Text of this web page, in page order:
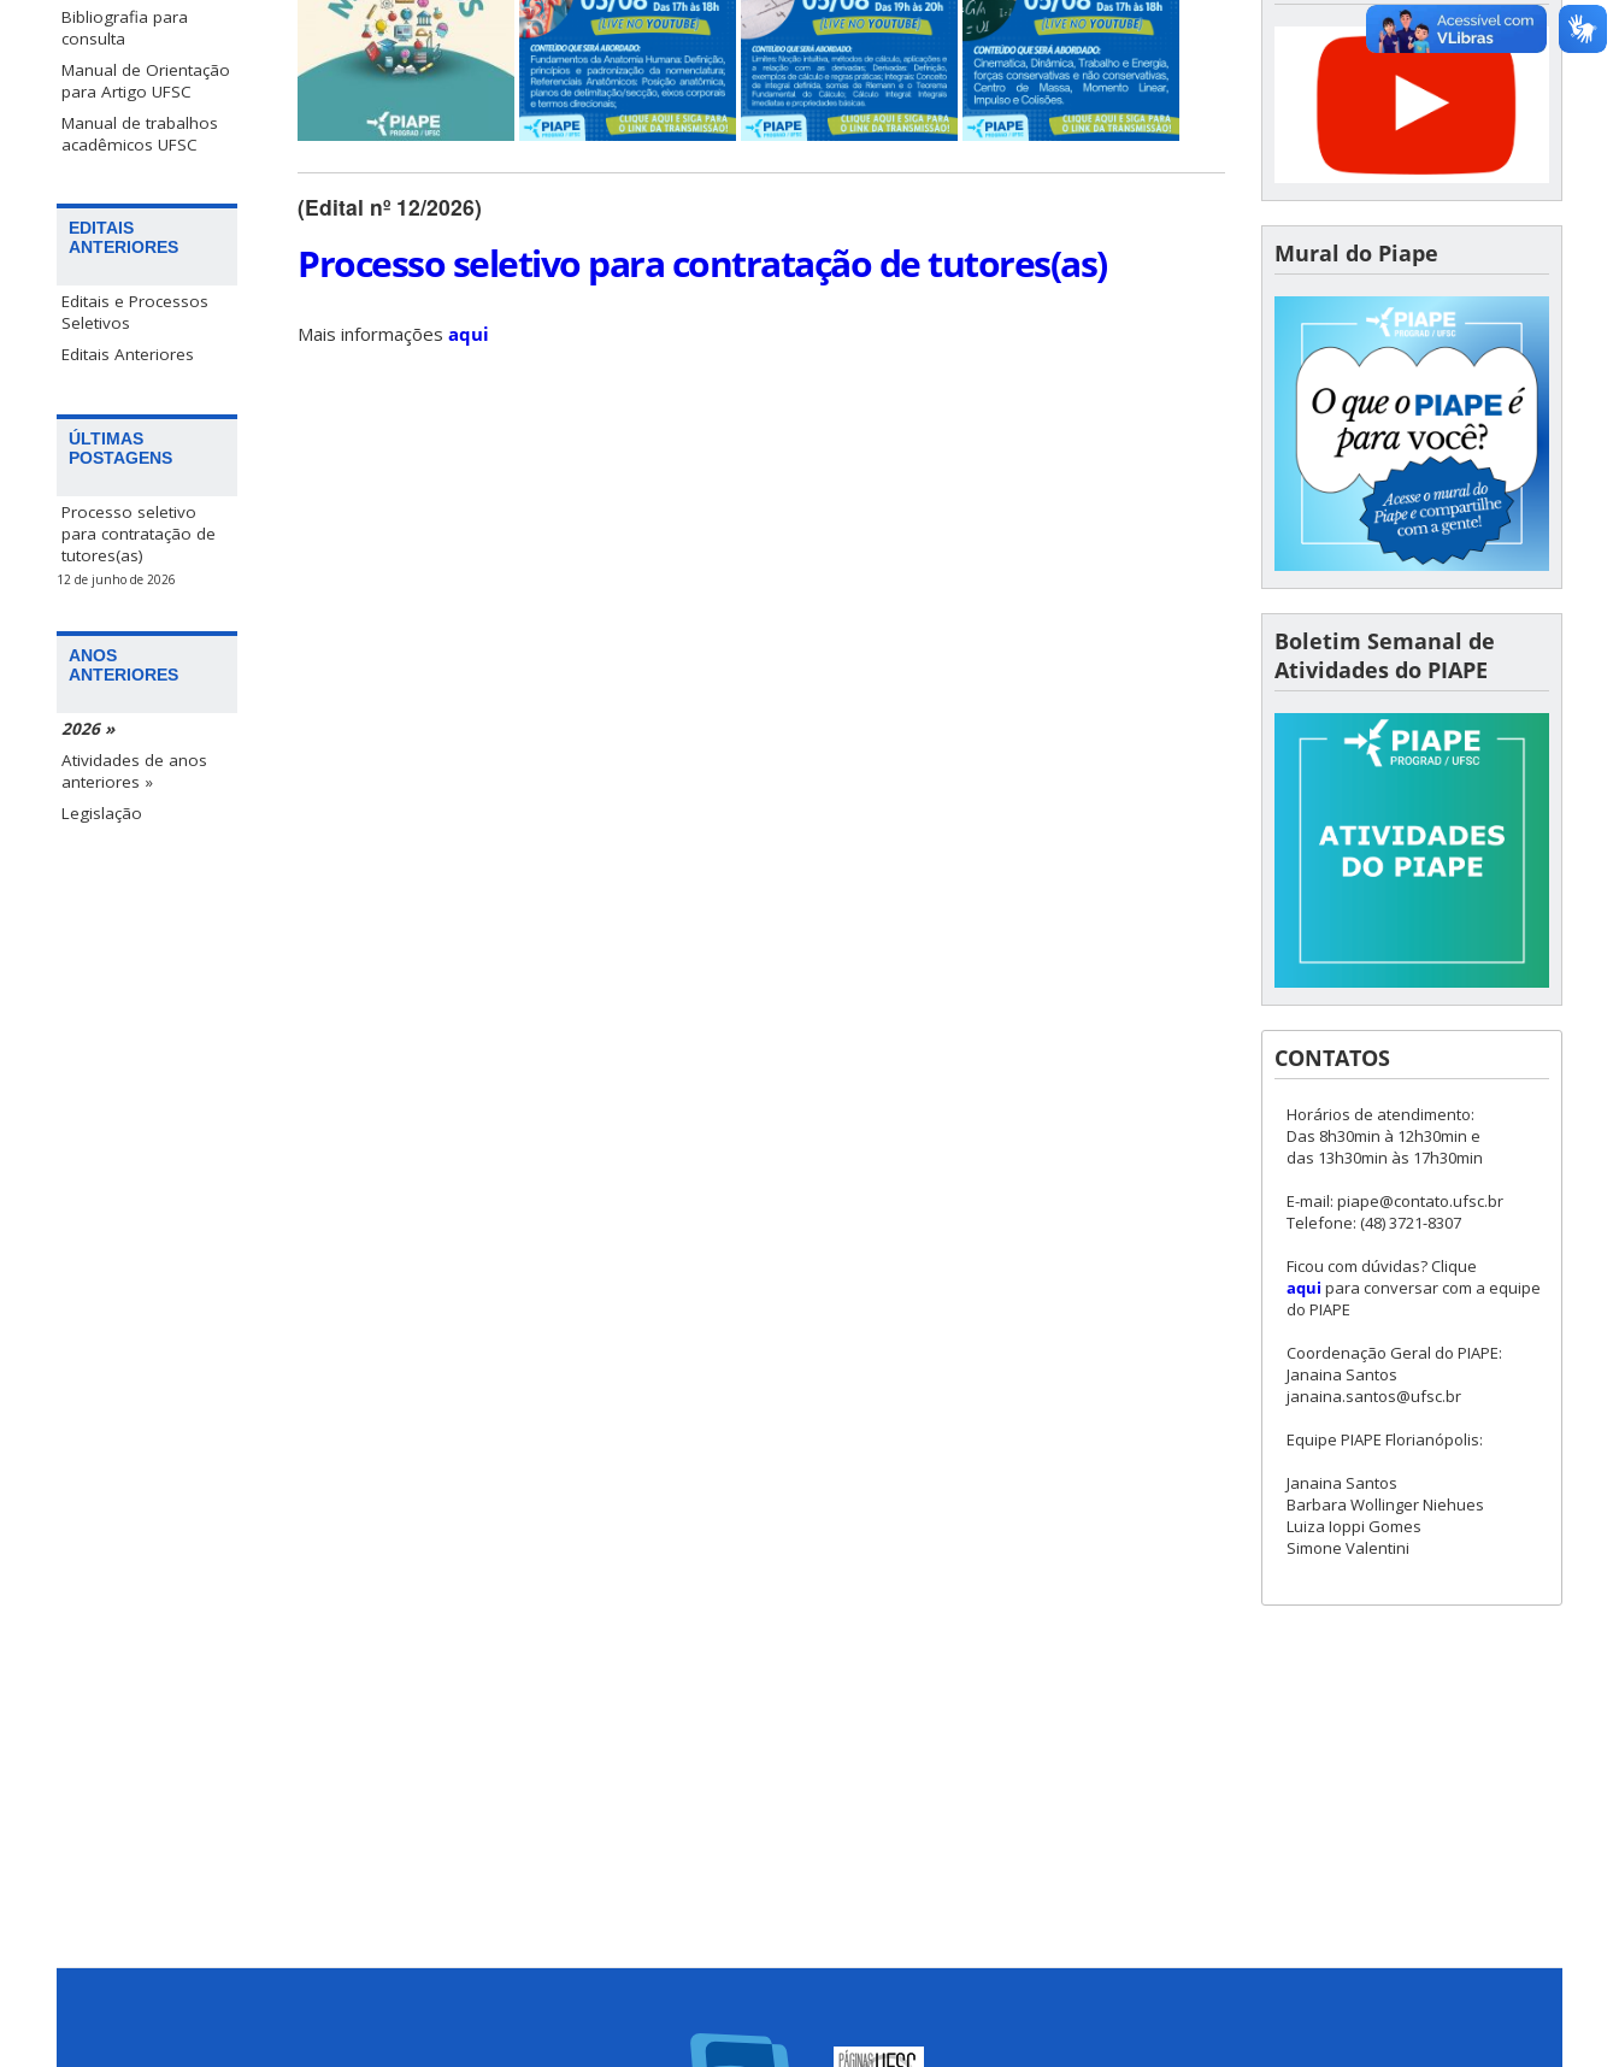
Bibliografia para
consulta
Manual de Orientação
para Artigo UFSC
Manual de trabalhos
acadêmicos UFSC
EDITAIS
ANTERIORES
Editais e Processos
Seletivos
Editais Anteriores
ÚLTIMAS
POSTAGENS
Processo seletivo
para contratação de
tutores(as)
12 de junho de 2026
ANOS
ANTERIORES
2026 »
Atividades de anos
anteriores »
Legislação
(Edital nº 12/2026)
Processo seletivo para contratação de tutores(as)
Mais informações aqui
Mural do Piape
Boletim Semanal de
Atividades do PIAPE
CONTATOS
Horários de atendimento:
Das 8h30min à 12h30min e
das 13h30min às 17h30min
E-mail: piape@contato.ufsc.br
Telefone: (48) 3721-8307
Ficou com dúvidas? Clique
aqui para conversar com a equipe
do PIAPE
Coordenação Geral do PIAPE:
Janaina Santos
janaina.santos@ufsc.br
Equipe PIAPE Florianópolis:
Janaina Santos
Barbara Wollinger Niehues
Luiza Ioppi Gomes
Simone Valentini